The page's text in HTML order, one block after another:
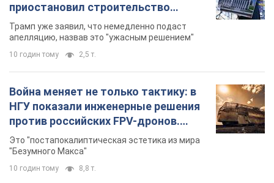
приостановил строительство
бального зала стоимостью 400 млн
долларов
Трамп уже заявил, что немедленно подаст
апелляцию, назвав это "ужасным решением"
10 годин тому 2,5 т.
Война меняет не только тактику: в
НГУ показали инженерные решения
против российских FPV-дронов.
Фото
Это "постапокалиптическая эстетика из мира
"Безумного Макса"
10 годин тому 8,8 т.